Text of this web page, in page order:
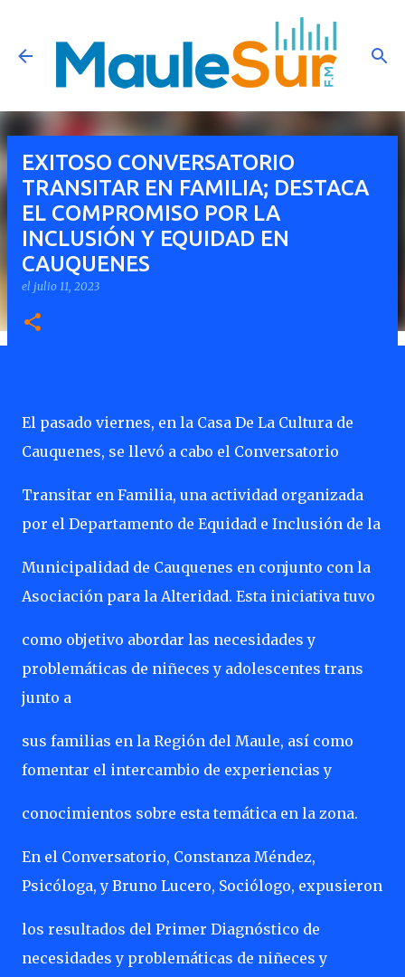
Ir al contenido principal
EXITOSO CONVERSATORIO
TRANSITAR EN FAMILIA; DESTACA
EL COMPROMISO POR LA
INCLUSIÓN Y EQUIDAD EN
CAUQUENES
el julio 11, 2023
El pasado viernes, en la Casa De La Cultura de
Cauquenes, se llevó a cabo el Conversatorio
Transitar en Familia, una actividad organizada
por el Departamento de Equidad e Inclusión de la
Municipalidad de Cauquenes en conjunto con la
Asociación para la Alteridad. Esta iniciativa tuvo
como objetivo abordar las necesidades y
problemáticas de niñeces y adolescentes trans
junto a
sus familias en la Región del Maule, así como
fomentar el intercambio de experiencias y
conocimientos sobre esta temática en la zona.
En el Conversatorio, Constanza Méndez,
Psicóloga, y Bruno Lucero, Sociólogo, expusieron
los resultados del Primer Diagnóstico de
necesidades y problemáticas de niñeces y